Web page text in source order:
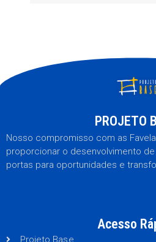
PROJETO
Nosso compromisso com as
proporcionar o desenvolvimento
portas para oportunidades e
Acesso